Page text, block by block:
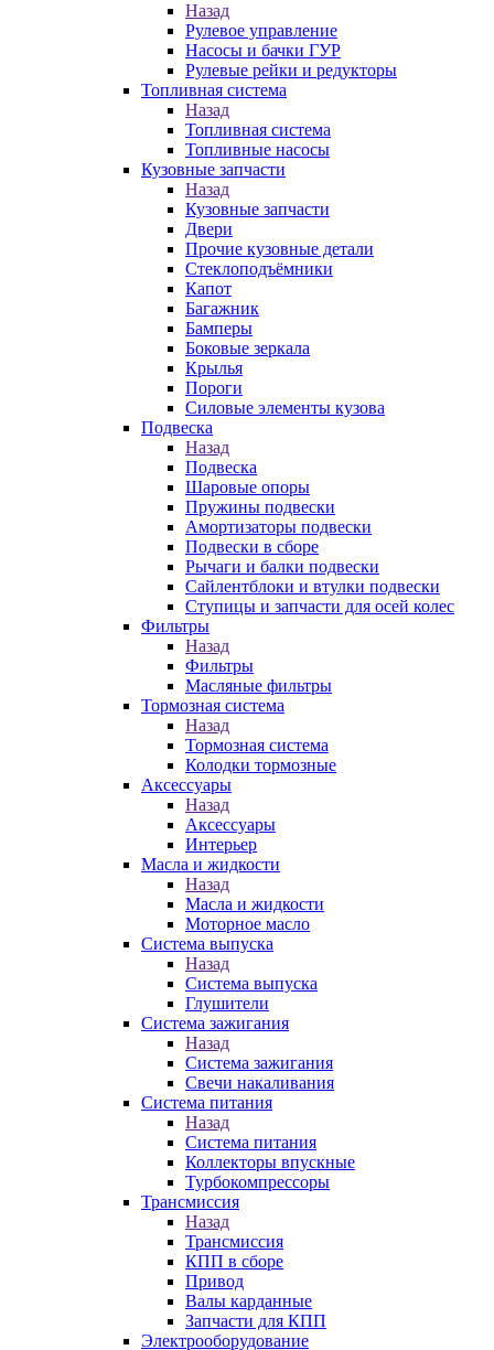
Назад
Рулевое управление
Насосы и бачки ГУР
Рулевые рейки и редукторы
Топливная система
Назад
Топливная система
Топливные насосы
Кузовные запчасти
Назад
Кузовные запчасти
Двери
Прочие кузовные детали
Стеклоподъёмники
Капот
Багажник
Бамперы
Боковые зеркала
Крылья
Пороги
Силовые элементы кузова
Подвеска
Назад
Подвеска
Шаровые опоры
Пружины подвески
Амортизаторы подвески
Подвески в сборе
Рычаги и балки подвески
Сайлентблоки и втулки подвески
Ступицы и запчасти для осей колес
Фильтры
Назад
Фильтры
Масляные фильтры
Тормозная система
Назад
Тормозная система
Колодки тормозные
Аксессуары
Назад
Аксессуары
Интерьер
Масла и жидкости
Назад
Масла и жидкости
Моторное масло
Система выпуска
Назад
Система выпуска
Глушители
Система зажигания
Назад
Система зажигания
Свечи накаливания
Система питания
Назад
Система питания
Коллекторы впускные
Турбокомпрессоры
Трансмиссия
Назад
Трансмиссия
КПП в сборе
Привод
Валы карданные
Запчасти для КПП
Электрооборудование